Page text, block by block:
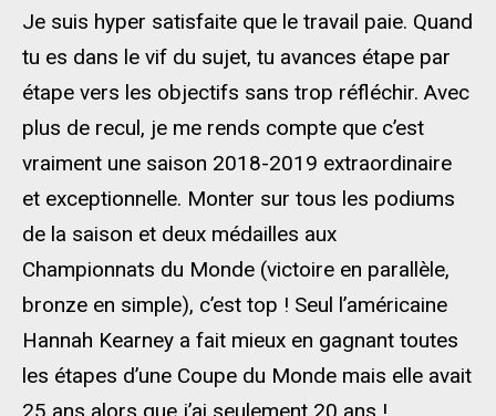
Je suis hyper satisfaite que le travail paie. Quand
tu es dans le vif du sujet, tu avances étape par
étape vers les objectifs sans trop réfléchir. Avec
plus de recul, je me rends compte que c’est
vraiment une saison 2018-2019 extraordinaire
et exceptionnelle. Monter sur tous les podiums
de la saison et deux médailles aux
Championnats du Monde (victoire en parallèle,
bronze en simple), c’est top ! Seul l’américaine
Hannah Kearney a fait mieux en gagnant toutes
les étapes d’une Coupe du Monde mais elle avait